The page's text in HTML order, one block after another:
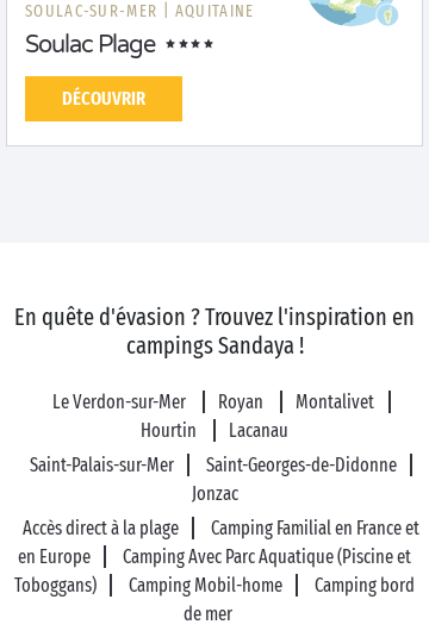
SOULAC-SUR-MER | AQUITAINE
Soulac Plage
DÉCOUVRIR
En quête d'évasion ? Trouvez l'inspiration en
campings Sandaya !
Le Verdon-sur-Mer Royan
Montalivet
Hourtin
Lacanau
Saint-Palais-sur-Mer
Saint-Georges-de-Didonne
Jonzac
Accès direct à la plage
Camping Familial en France et
en Europe
Camping Avec Parc Aquatique (Piscine et
Toboggans)
Camping Mobil-home
Camping bord
de mer